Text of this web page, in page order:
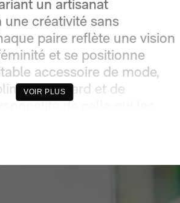
un artisanat
créativité sans
paire reflète une vision
et se positionne
accessoire de mode,
le regard et de
de celle qui les
classiques, les lunettes de
VOIR PLUS